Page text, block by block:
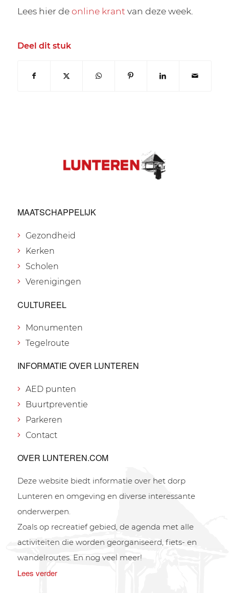
Lees hier deonline krant van deze week.
Deel dit stuk
MAATSCHAPPELIJK
Gezondheid
Kerken
Scholen
Verenigingen
CULTUREEL
Monumenten
Tegelroute
INFORMATIE OVER LUNTEREN
AED punten
Buurtpreventie
Parkeren
Contact
OVER LUNTEREN.COM
Deze website biedt informatie over het dorp
Lunteren en omgeving en diverse interessante
onderwerpen.
Zoals op recreatief gebied, de agenda met alle
activiteiten die worden georganiseerd, fiets- en
wandelroutes. En nog veel meer!
Lees verder